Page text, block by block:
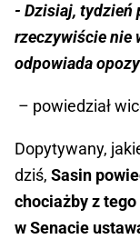
- Dzisiaj, tydzień
rzeczywiście nie
odpowiada
– powiedział
Dopytywany,
dziś, Sasin
chociażby z
w Senacie